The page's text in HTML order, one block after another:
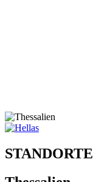
STANDORTE